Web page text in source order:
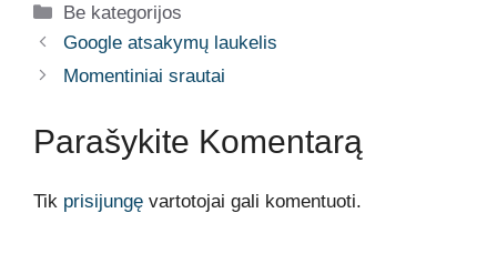
Kategorijos
Be kategorijos
Google atsakymų laukelis
Momentiniai srautai
Parašykite Komentarą
Tik prisijungę vartotojai gali komentuoti.